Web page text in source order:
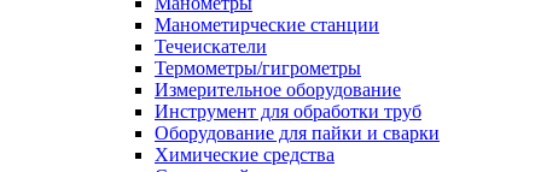
Манометирческие станции
Течеискатели
Термометры/гигрометры
Измерительное оборудование
Инструмент для обработки труб
Оборудование для пайки и сварки
Химические средства